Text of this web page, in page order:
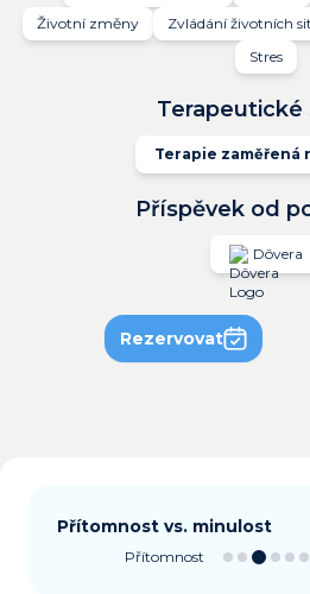
Životní změny
Zvládání životních
Stres
Terapeutické
Terapie zaměřená
Příspěvek od
Dôvera
Rezervovat
Přítomnost vs. minulost
Přítomnost